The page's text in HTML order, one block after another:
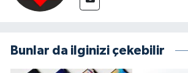
Bunlar da ilginizi çekebilir